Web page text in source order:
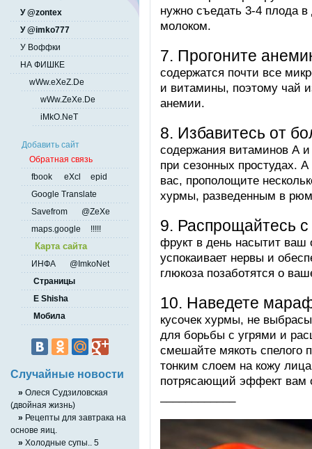
нужно съедать 3-4 плода
молоком.
7. Прогоните
содержатся почти все
и витамины, поэтому чай
анемии.
8. Избавитесь от
содержания витаминов А
при сезонных простудах.
вас, прополощите
хурмы, разведенным в
9. Распрощайтесь
фрукт в день насытит ваш
успокаивает нервы и
глюкоза позаботятся о
10. Наведете
кусочек хурмы, не
для борьбы с угрями и
смешайте мякоть спелого
тонким слоем на кожу
потрясающий эффект вам
У @zontex
У @imko777
У Воффки
НА ФИШКЕ
wWw.eXeZ.De
wWw.ZeXe.De
iMkO.NeT
Добавить сайт
Обратная связь
fbook
eXcl
epid
Google Translate
Savefrom
@ZeXe
maps.google
!!!!!
Карта сайта
ИНФА
@ImkoNet
Страницы
E Shisha
Мобила
Случайные новости
» Олеся Судзиловская
(двойная жизнь)
» Рецепты для завтрака на
основе яиц.
» Холодные супы.. 5